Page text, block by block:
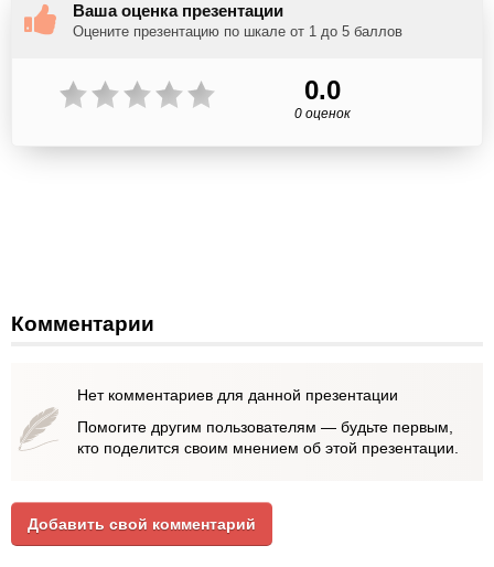
Ваша оценка презентации
Оцените презентацию по шкале от 1 до 5 баллов
0.0
0 оценок
Комментарии
Нет комментариев для данной презентации
Помогите другим пользователям — будьте первым,
кто поделится своим мнением об этой презентации.
Добавить свой комментарий